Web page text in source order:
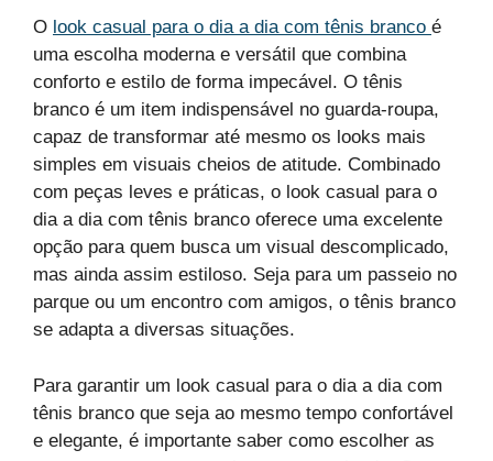
O look casual para o dia a dia com tênis branco é
uma escolha moderna e versátil que combina
conforto e estilo de forma impecável. O tênis
branco é um item indispensável no guarda-roupa,
capaz de transformar até mesmo os looks mais
simples em visuais cheios de atitude. Combinado
com peças leves e práticas, o look casual para o
dia a dia com tênis branco oferece uma excelente
opção para quem busca um visual descomplicado,
mas ainda assim estiloso. Seja para um passeio no
parque ou um encontro com amigos, o tênis branco
se adapta a diversas situações.
Para garantir um look casual para o dia a dia com
tênis branco que seja ao mesmo tempo confortável
e elegante, é importante saber como escolher as